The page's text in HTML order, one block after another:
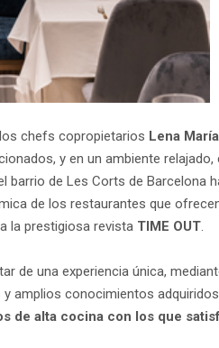
chefs copropietarios Lena
y en un ambiente
barrio de Les Corts de Barcelona
de los restaurantes que
la prestigiosa revista TIME OUT.
de una experiencia única,
y amplios conocimientos
de alta cocina con los que